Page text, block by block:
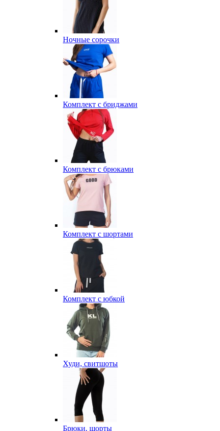
Ночные сорочки
Комплект с бриджами
Комплект с брюками
Комплект с шортами
Комплект с юбкой
Худи, свитшоты
Брюки, шорты